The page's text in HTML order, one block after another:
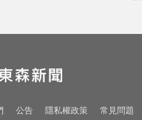
公告 隱私權政策 常見問題